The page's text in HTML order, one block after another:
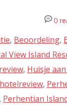
0
, Beoordeling,
View Island
, Huisje
,
, Perhentian